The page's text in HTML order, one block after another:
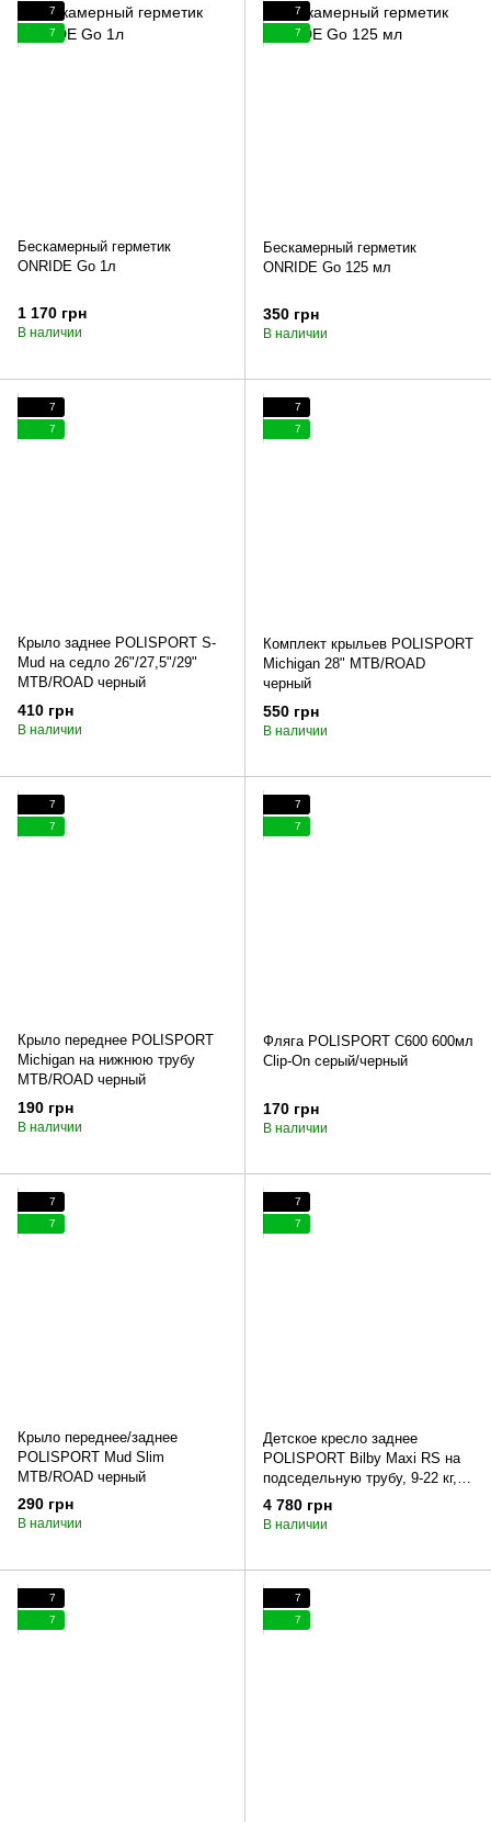
7
7
Бескамерный герметик
ONRIDE Go 1л
1 170 грн
В наличии
7
7
Бескамерный герметик
ONRIDE Go 125 мл
350 грн
В наличии
7
7
Крыло заднее POLISPORT S-
Mud на седло 26"/27,5"/29"
MTB/ROAD черный
410 грн
В наличии
7
7
Комплект крыльев POLISPORT
Michigan 28" MTB/ROAD
черный
550 грн
В наличии
7
7
Крыло переднее POLISPORT
Michigan на нижнюю трубу
MTB/ROAD черный
190 грн
В наличии
7
7
Фляга POLISPORT C600 600мл
Clip-On серый/черный
170 грн
В наличии
7
7
Крыло переднее/заднее
POLISPORT Mud Slim
MTB/ROAD черный
290 грн
В наличии
7
7
Детское кресло заднее
POLISPORT Bilby Maxi RS на
подседельную трубу, 9-22 кг,
черное
4 780 грн
В наличии
7
7
7
7